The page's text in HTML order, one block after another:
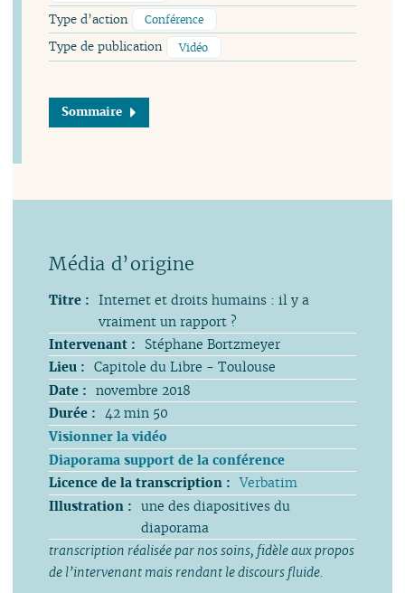
Type d’action Conférence
Type de publication Vidéo
Sommaire
Titre : Internet et droits humains : il y a
vraiment un rapport ?
Intervenant :
Stéphane Bortzmeyer
Lieu : Capitole du Libre - Toulouse
Date : novembre 2018
Durée : 42 min 50
Visionner la vidéo
Diaporama support de la conférence
Licence de la transcription : Verbatim
Illustration : une des diapositives du
diaporama
transcription réalisée par nos soins, fidèle aux propos
de l’intervenant mais rendant le discours fluide.